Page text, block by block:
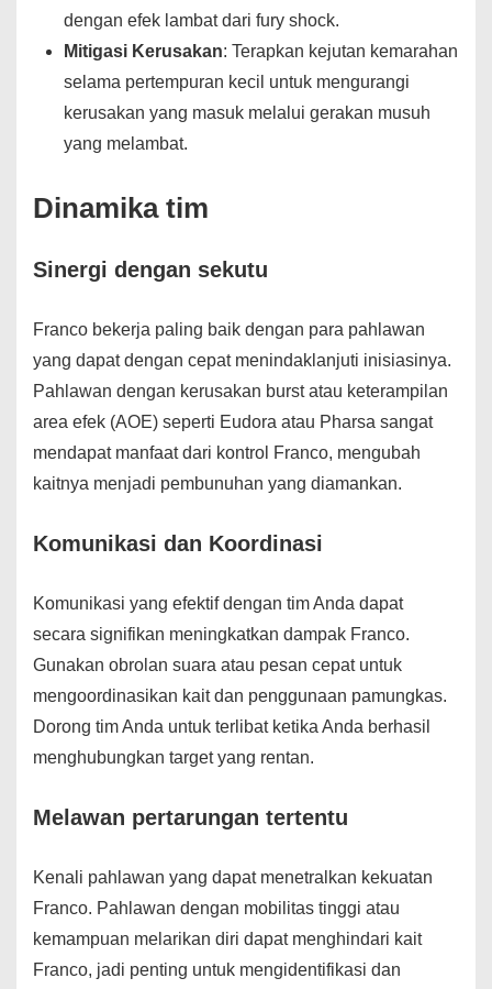
dengan efek lambat dari fury shock.
Mitigasi Kerusakan: Terapkan kejutan kemarahan
selama pertempuran kecil untuk mengurangi
kerusakan yang masuk melalui gerakan musuh
yang melambat.
Dinamika tim
Sinergi dengan sekutu
Franco bekerja paling baik dengan para pahlawan
yang dapat dengan cepat menindaklanjuti inisiasinya.
Pahlawan dengan kerusakan burst atau keterampilan
area efek (AOE) seperti Eudora atau Pharsa sangat
mendapat manfaat dari kontrol Franco, mengubah
kaitnya menjadi pembunuhan yang diamankan.
Komunikasi dan Koordinasi
Komunikasi yang efektif dengan tim Anda dapat
secara signifikan meningkatkan dampak Franco.
Gunakan obrolan suara atau pesan cepat untuk
mengoordinasikan kait dan penggunaan pamungkas.
Dorong tim Anda untuk terlibat ketika Anda berhasil
menghubungkan target yang rentan.
Melawan pertarungan tertentu
Kenali pahlawan yang dapat menetralkan kekuatan
Franco. Pahlawan dengan mobilitas tinggi atau
kemampuan melarikan diri dapat menghindari kait
Franco, jadi penting untuk mengidentifikasi dan